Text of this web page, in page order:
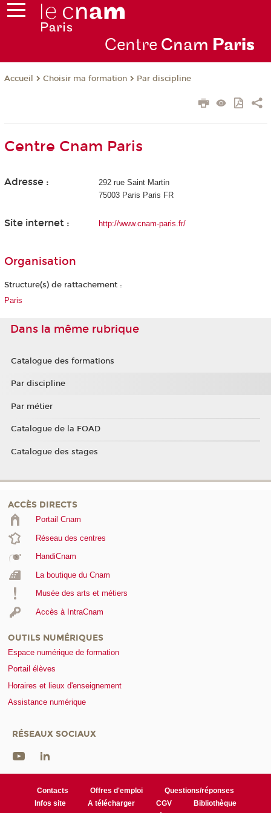
Centre Cnam Paris
Accueil Choisir ma formation Par discipline
Centre Cnam Paris
Adresse :
292 rue Saint Martin
75003 Paris Paris FR
Site internet : http://www.cnam-paris.fr/
Organisation
Structure(s) de rattachement :
Paris
Dans la même rubrique
Catalogue des formations
Par discipline
Par métier
Catalogue de la FOAD
Catalogue des stages
ACCÈS DIRECTS
Portail Cnam
Réseau des centres
HandiCnam
La boutique du Cnam
Musée des arts et métiers
Accès à IntraCnam
OUTILS NUMÉRIQUES
Espace numérique de formation
Portail élèves
Horaires et lieux d'enseignement
Assistance numérique
RÉSEAUX SOCIAUX
Contacts Offres d'emploi
Questions/réponses
Infos site
A télécharger CGV
Bibliothèque